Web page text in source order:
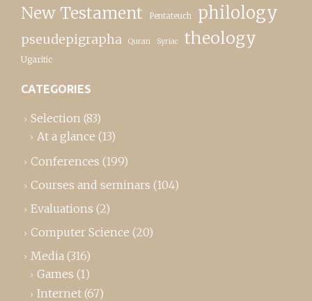
New Testament Pentateuch philology
pseudepigrapha Quran Syriac theology
Ugaritic
CATEGORIES
Selection (83)
At a glance (13)
Conferences (199)
Courses and seminars (104)
Evaluations (2)
Computer Science (20)
Media (316)
Games (1)
Internet (67)